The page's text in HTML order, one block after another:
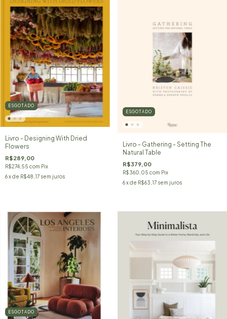
ESGOTADO
Livro - Designing With Dried
Flowers
R$289,00
R$274,55 com Pix
6x de R$48,17 sem juros
ESGOTADO
Livro - Gathering - Setting The
Natural Table
R$379,00
R$360,05 com Pix
6 x de R$63,17 sem juros
ESGOTADO